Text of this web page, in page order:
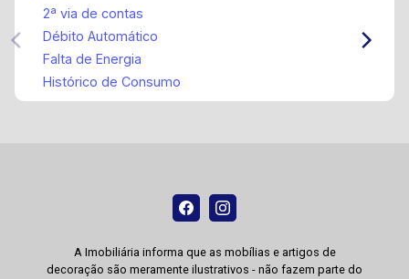
2ª via de contas
Débito Automático
Falta de Energia
Histórico de Consumo
A Imobiliária informa que as mobílias e artigos de
decoração são meramente ilustrativos - não fazem parte do